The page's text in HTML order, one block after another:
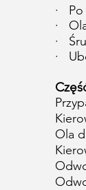
·
·
·
·
Ola